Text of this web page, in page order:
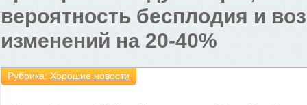
вероятность бесплодия и
изменений на 20-40%
Рубрика: Хорошие новости